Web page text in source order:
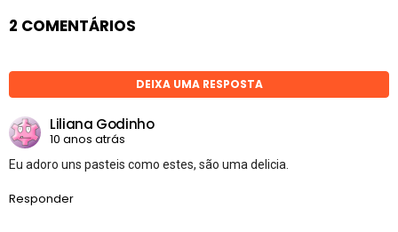
2 COMENTÁRIOS
DEIXA UMA RESPOSTA
Liliana Godinho
10 anos atrás
Eu adoro uns pasteis como estes, são uma delicia.
Responder